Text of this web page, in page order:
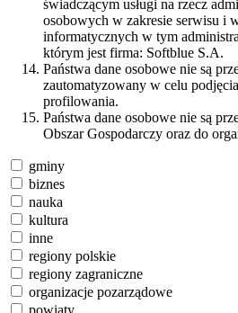
świadczącym usługi na rzecz
osobowych w zakresie serwisu i
informatycznych w tym
którym jest firma: Softblue S.A.
Państwa dane osobowe nie są
zautomatyzowany w celu
profilowania.
Państwa dane osobowe nie są
Obszar Gospodarczy oraz do
gminy
biznes
nauka
kultura
inne
regiony polskie
regiony zagraniczne
organizacje pozarządowe